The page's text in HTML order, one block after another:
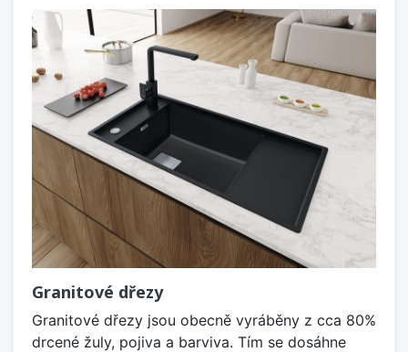
Granitové dřezy
Granitové dřezy jsou obecně vyráběny z cca 80%
drcené žuly, pojiva a barviva. Tím se dosáhne